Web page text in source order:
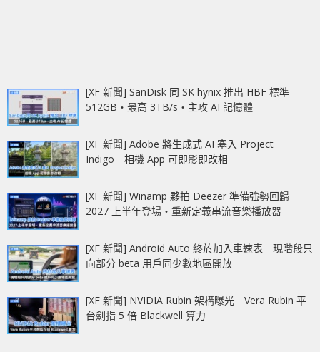
[XF 新聞] SanDisk 同 SK hynix 推出 HBF 標準
512GB‧最高 3TB/s‧主攻 AI 記憶體
[XF 新聞] Adobe 將生成式 AI 塞入 Project
Indigo 相機 App 可即影即改相
[XF 新聞] Winamp 夥拍 Deezer 準備強勢回歸
2027 上半年登場‧重新定義串流音樂播放器
[XF 新聞] Android Auto 終於加入車速表 現階段只
向部分 beta 用戶同少數地區開放
[XF 新聞] NVIDIA Rubin 架構曝光 Vera Rubin 平
台劍指 5 倍 Blackwell 算力